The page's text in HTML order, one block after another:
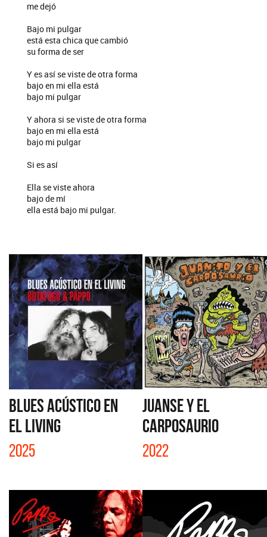
me dejó
Bajo mi pulgar
está esta chica que cambió
su forma de ser
Y es así se viste de otra forma
bajo en mi ella está
bajo mi pulgar
Y ahora si se viste de otra forma
bajo en mi ella está
bajo mi pulgar
Si es así
Ella se viste ahora
bajo de mí
ella está bajo mi pulgar.
BLUES ACÚSTICO EN
EL LIVING
2025
JUANSE Y EL
CARPOSAURIO
2022